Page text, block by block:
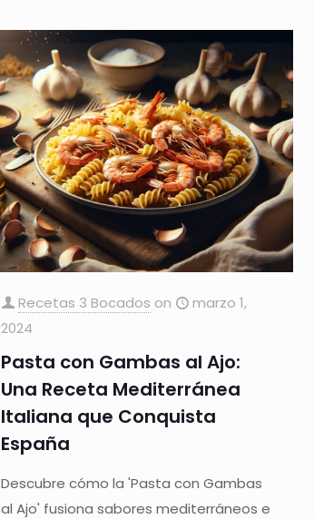
Recetas 3 Bocados on
marzo 1,
2024
Pasta con Gambas al Ajo:
Una Receta Mediterránea
Italiana que Conquista
España
Descubre cómo la 'Pasta con Gambas
al Ajo' fusiona sabores mediterráneos e